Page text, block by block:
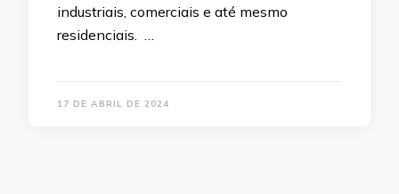
industriais, comerciais e até mesmo
residenciais. …
17 DE ABRIL DE 2024